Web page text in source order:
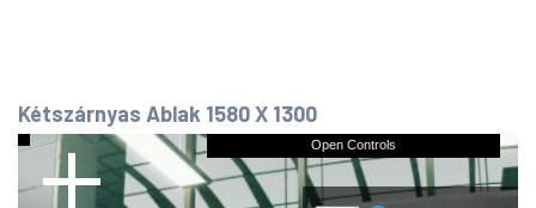
Kétszárnyas Ablak 1580 X 1300